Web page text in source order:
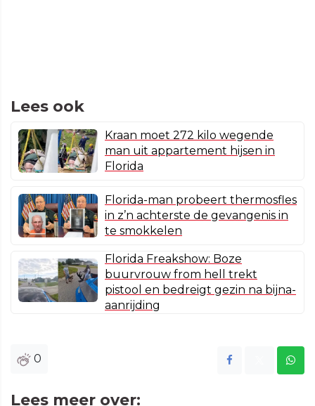
Lees ook
Kraan moet 272 kilo wegende
man uit appartement hijsen in
Florida
Florida-man probeert thermosfles
in z’n achterste de gevangenis in
te smokkelen
Florida Freakshow: Boze
buurvrouw from hell trekt
pistool en bedreigt gezin na bijna-
aanrijding
0
Lees meer over: